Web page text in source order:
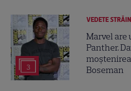
3
VEDETE
Marvel are
Panther.
Boseman